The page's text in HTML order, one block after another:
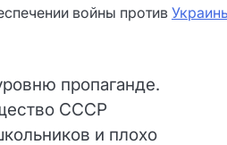
войны против
пропаганде.
СССР
и плохо